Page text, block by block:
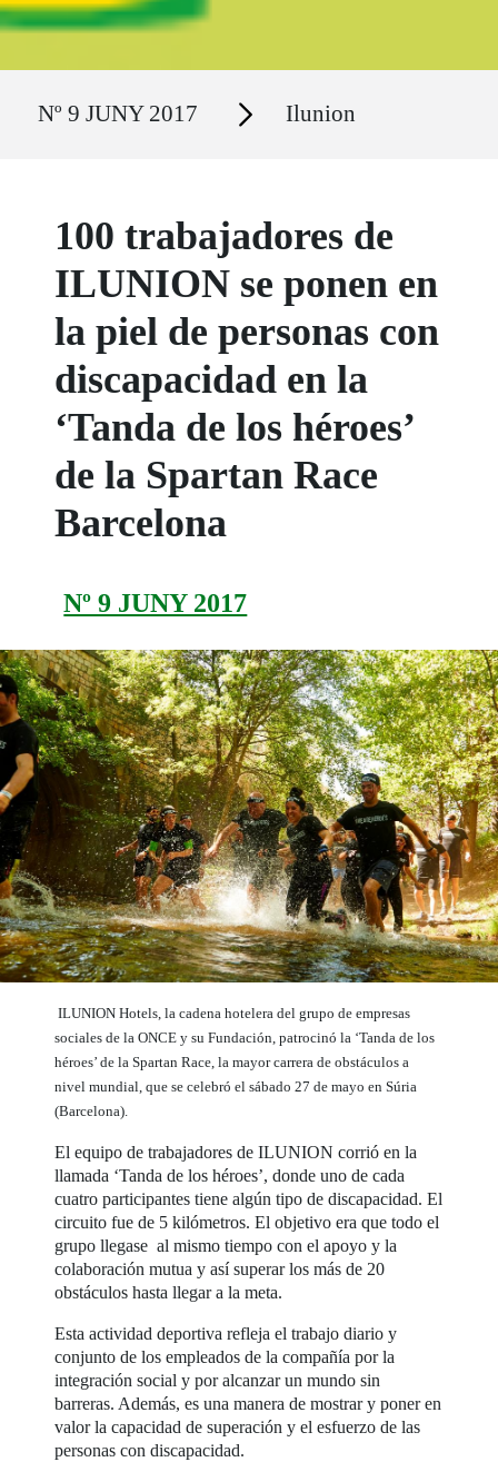
Nº 9 JUNY 2017 Secciones Ilunion
100 trabajadores de
ILUNION se ponen en
la piel de personas con
discapacidad en la
‘Tanda de los héroes’
de la Spartan Race
Barcelona
Nº 9 JUNY 2017
ILUNION Hotels, la cadena hotelera del grupo de empresas
sociales de la ONCE y su Fundación, patrocinó la ‘Tanda de los
héroes’ de la Spartan Race, la mayor carrera de obstáculos a
nivel mundial, que se celebró el sábado 27 de mayo en Súria
(Barcelona).
El equipo de trabajadores de ILUNION corrió en la
llamada ‘Tanda de los héroes’, donde uno de cada
cuatro participantes tiene algún tipo de discapacidad. El
circuito fue de 5 kilómetros. El objetivo era que todo el
grupo llegase al mismo tiempo con el apoyo y la
colaboración mutua y así superar los más de 20
obstáculos hasta llegar a la meta.
Esta actividad deportiva refleja el trabajo diario y
conjunto de los empleados de la compañía por la
integración social y por alcanzar un mundo sin
barreras. Además, es una manera de mostrar y poner en
valor la capacidad de superación y el esfuerzo de las
personas con discapacidad.